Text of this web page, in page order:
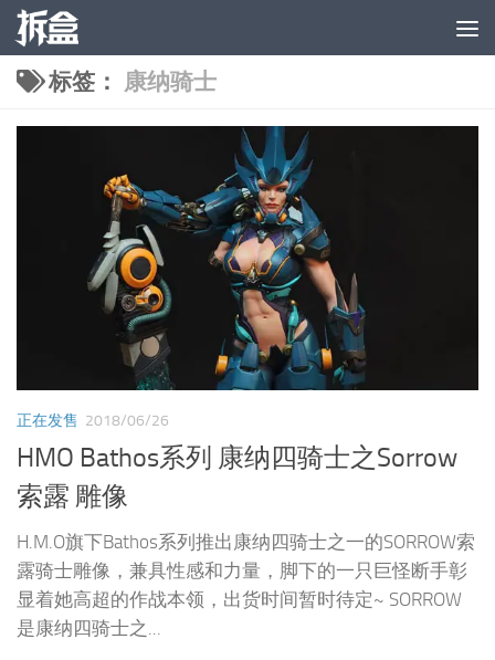
跳至内容
标签： 康纳骑士
正在发售 2018/06/26
HMO Bathos系列 康纳四骑士之Sorrow
索露 雕像
H.M.O旗下Bathos系列推出康纳四骑士之一的SORROW索
露骑士雕像，兼具性感和力量，脚下的一只巨怪断手彰
显着她高超的作战本领，出货时间暂时待定~ SORROW
是康纳四骑士之...